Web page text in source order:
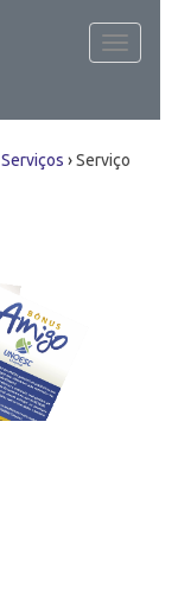
Toggle
Serviços ›Serviço